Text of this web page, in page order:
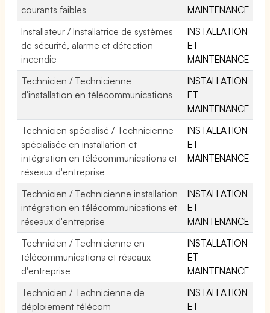
courants faibles
MAINTENANCE
Installateur / Installatrice de systèmes
de sécurité, alarme et détection
incendie
INSTALLATION
ET
MAINTENANCE
Technicien / Technicienne
d'installation en télécommunications
INSTALLATION
ET
MAINTENANCE
Technicien spécialisé / Technicienne
spécialisée en installation et
intégration en télécommunications et
réseaux d'entreprise
INSTALLATION
ET
MAINTENANCE
Technicien / Technicienne installation
intégration en télécommunications et
réseaux d'entreprise
INSTALLATION
ET
MAINTENANCE
Technicien / Technicienne en
télécommunications et réseaux
d'entreprise
INSTALLATION
ET
MAINTENANCE
Technicien / Technicienne de
déploiement télécom
INSTALLATION
ET